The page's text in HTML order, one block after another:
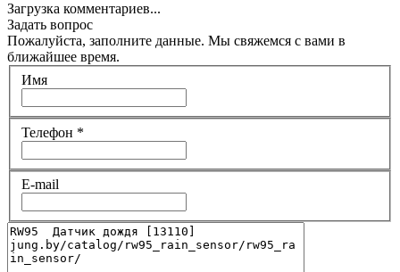
Загрузка комментариев...
Задать вопрос
Пожалуйста, заполните данные. Мы свяжемся с вами в
ближайшее время.
Имя
Телефон *
E-mail